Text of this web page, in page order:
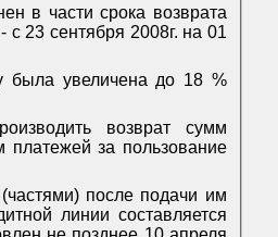
в части срока возврата
23 сентября 2008г. на 01
была увеличена до 18 %
возврат сумм
платежей за пользование
после подачи им
линии составляется